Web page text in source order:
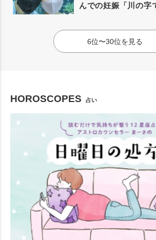
んでの妊娠「川の字
6位〜30位を見る
HOROSCOPES 占い